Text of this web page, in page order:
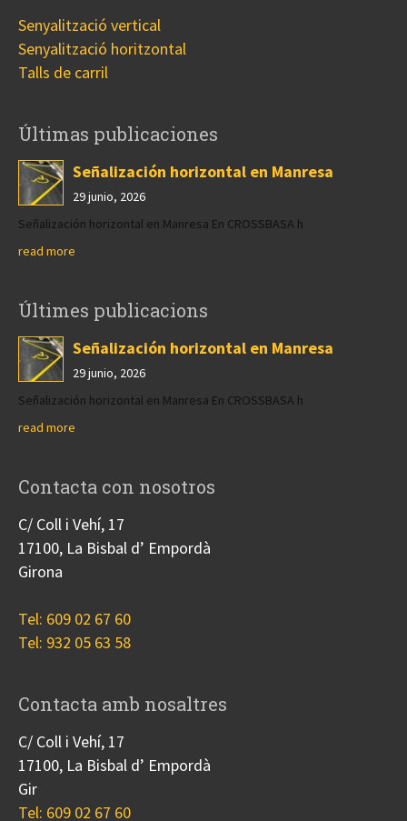
Senyalització vertical
Senyalització horitzontal
Talls de carril
Últimas publicaciones
Señalización horizontal en Manresa
29 junio, 2026
Señalización horizontal en Manresa En CROSSBASA h
read more
Últimes publicacions
Señalización horizontal en Manresa
29 junio, 2026
Señalización horizontal en Manresa En CROSSBASA h
read more
Contacta con nosotros
C/ Coll i Vehí, 17
17100, La Bisbal d’ Empordà
Girona
Tel: 609 02 67 60
Tel: 932 05 63 58
Contacta amb nosaltres
C/ Coll i Vehí, 17
17100, La Bisbal d’ Empordà
Gir
Tel: 609 02 67 60